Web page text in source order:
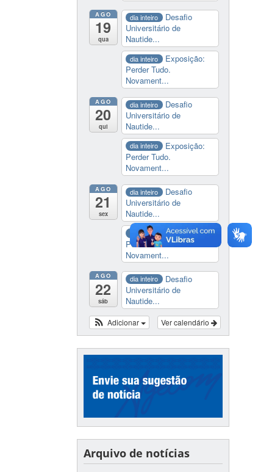
AGO
19
qua
dia inteiro
Desafio
Universitário de
Nautide...
dia inteiro
Exposição:
Perder Tudo.
Novament...
AGO
20
qui
dia inteiro
Desafio
Universitário de
Nautide...
dia inteiro
Exposição:
Perder Tudo.
Novament...
AGO
21
sex
dia inteiro
Desafio
Universitário de
Nautide...
dia inteiro
Exposição:
Perder Tudo.
Novament...
AGO
22
sáb
dia inteiro
Desafio
Universitário de
Nautide...
Ver calendário
Adicionar
Arquivo de notícias